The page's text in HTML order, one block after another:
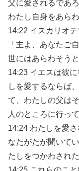
父に愛されるであ
わたし自身をあら
14:22 イスカリオ
「主よ、あなたご
世にはあらわそう
14:23 イエスは彼
しを愛するならば
て、わたしの父は
人のところに行っ
14:24 わたしを愛
なたがたが聞いて
たしをつかわされ